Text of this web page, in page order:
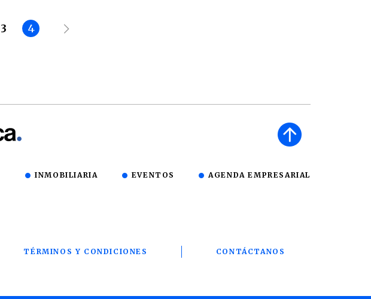
3 4
INMOBILIARIA EVENTOS AGENDA EMPRESARIAL
TÉRMINOS Y CONDICIONES CONTÁCTANOS